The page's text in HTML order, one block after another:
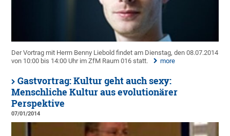
Der Vortrag mit Herrn Benny Liebold findet am Dienstag, den 08.07.2014
von 10:00 bis 14:00 Uhr im ZfM Raum 016 statt.
more
Gastvortrag: Kultur geht auch sexy:
Menschliche Kultur aus evolutionärer
Perspektive
07/01/2014